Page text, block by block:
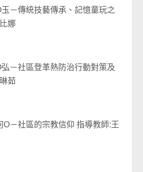
玉－傳統技藝傳承、記憶童玩之
娜
弘－社區登革熱防治行動對策及
茹
O－社區的宗教信仰 指導教師:王